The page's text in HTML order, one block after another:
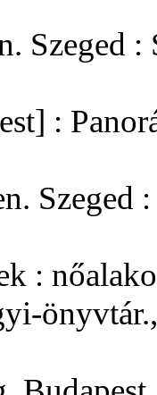
Szeged
:
: